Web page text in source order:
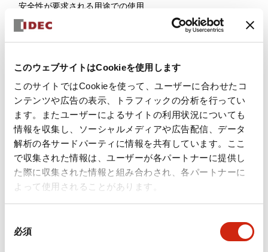
このウェブサイトはCookieを使用します
このサイトではCookieを使って、ユーザーに合わせたコ
ンテンツや広告の表示、トラフィックの分析を行ってい
ます。またユーザーによるサイトの利用状況についても
情報を収集し、ソーシャルメディアや広告配信、データ
解析の各サードパーティに情報を共有しています。ここ
で収集された情報は、ユーザーが各パートナーに提供し
た際に収集された情報と組み合わされ、各パートナーに
よって使用されることがあります。
必須
安全性が要求される用途での使用
ガス・水道・電気等の供給システム、24時間連続運転システ
ム、決済システムなど高度な信頼性が要求される用途での使用
屋外での設備、化学的汚染または電磁的な影響を受ける可能性
カタログ類に記載された仕様や条件・環境の範囲を逸脱して取
なお、お客様が上記の用途での使用を望まれる場合には、必ず弊
社の営業窓口までご相談をお願いいたします。
検査
ご購入いただきました弊社製品につきましては、遅滞なく検査を
行っていただくとともに、検査前または検査中の取り扱いにつき
ましては、管理保全に十分にご留意ください。
1. 保証期間